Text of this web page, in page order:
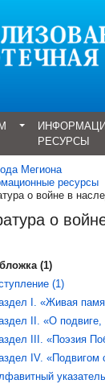
РЕСУРСЫ
Мегиона
ресурсы
о войне в
о
(1)
(1)
I. «Живая
II. «О
III. «Поэзия
IV. «Подвигом